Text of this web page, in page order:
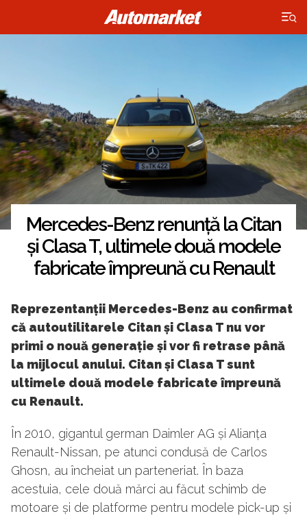
×
Mercedes-Benz renunță la Citan
și Clasa T, ultimele două modele
fabricate împreună cu Renault
Reprezentanții Mercedes-Benz au confirmat
că autoutilitarele Citan și Clasa T nu vor
primi o nouă generație și vor fi retrase până
la mijlocul anului. Citan și Clasa T sunt
ultimele două modele fabricate împreună
cu Renault.
În 2010, gigantul german Daimler AG și Alianța
Renault-Nissan, pe atunci condusă de Carlos
Ghosn, au încheiat un parteneriat. În baza
acestuia, cele două mărci au făcut schimb de
motoare și de platforme pentru modele pick-up și